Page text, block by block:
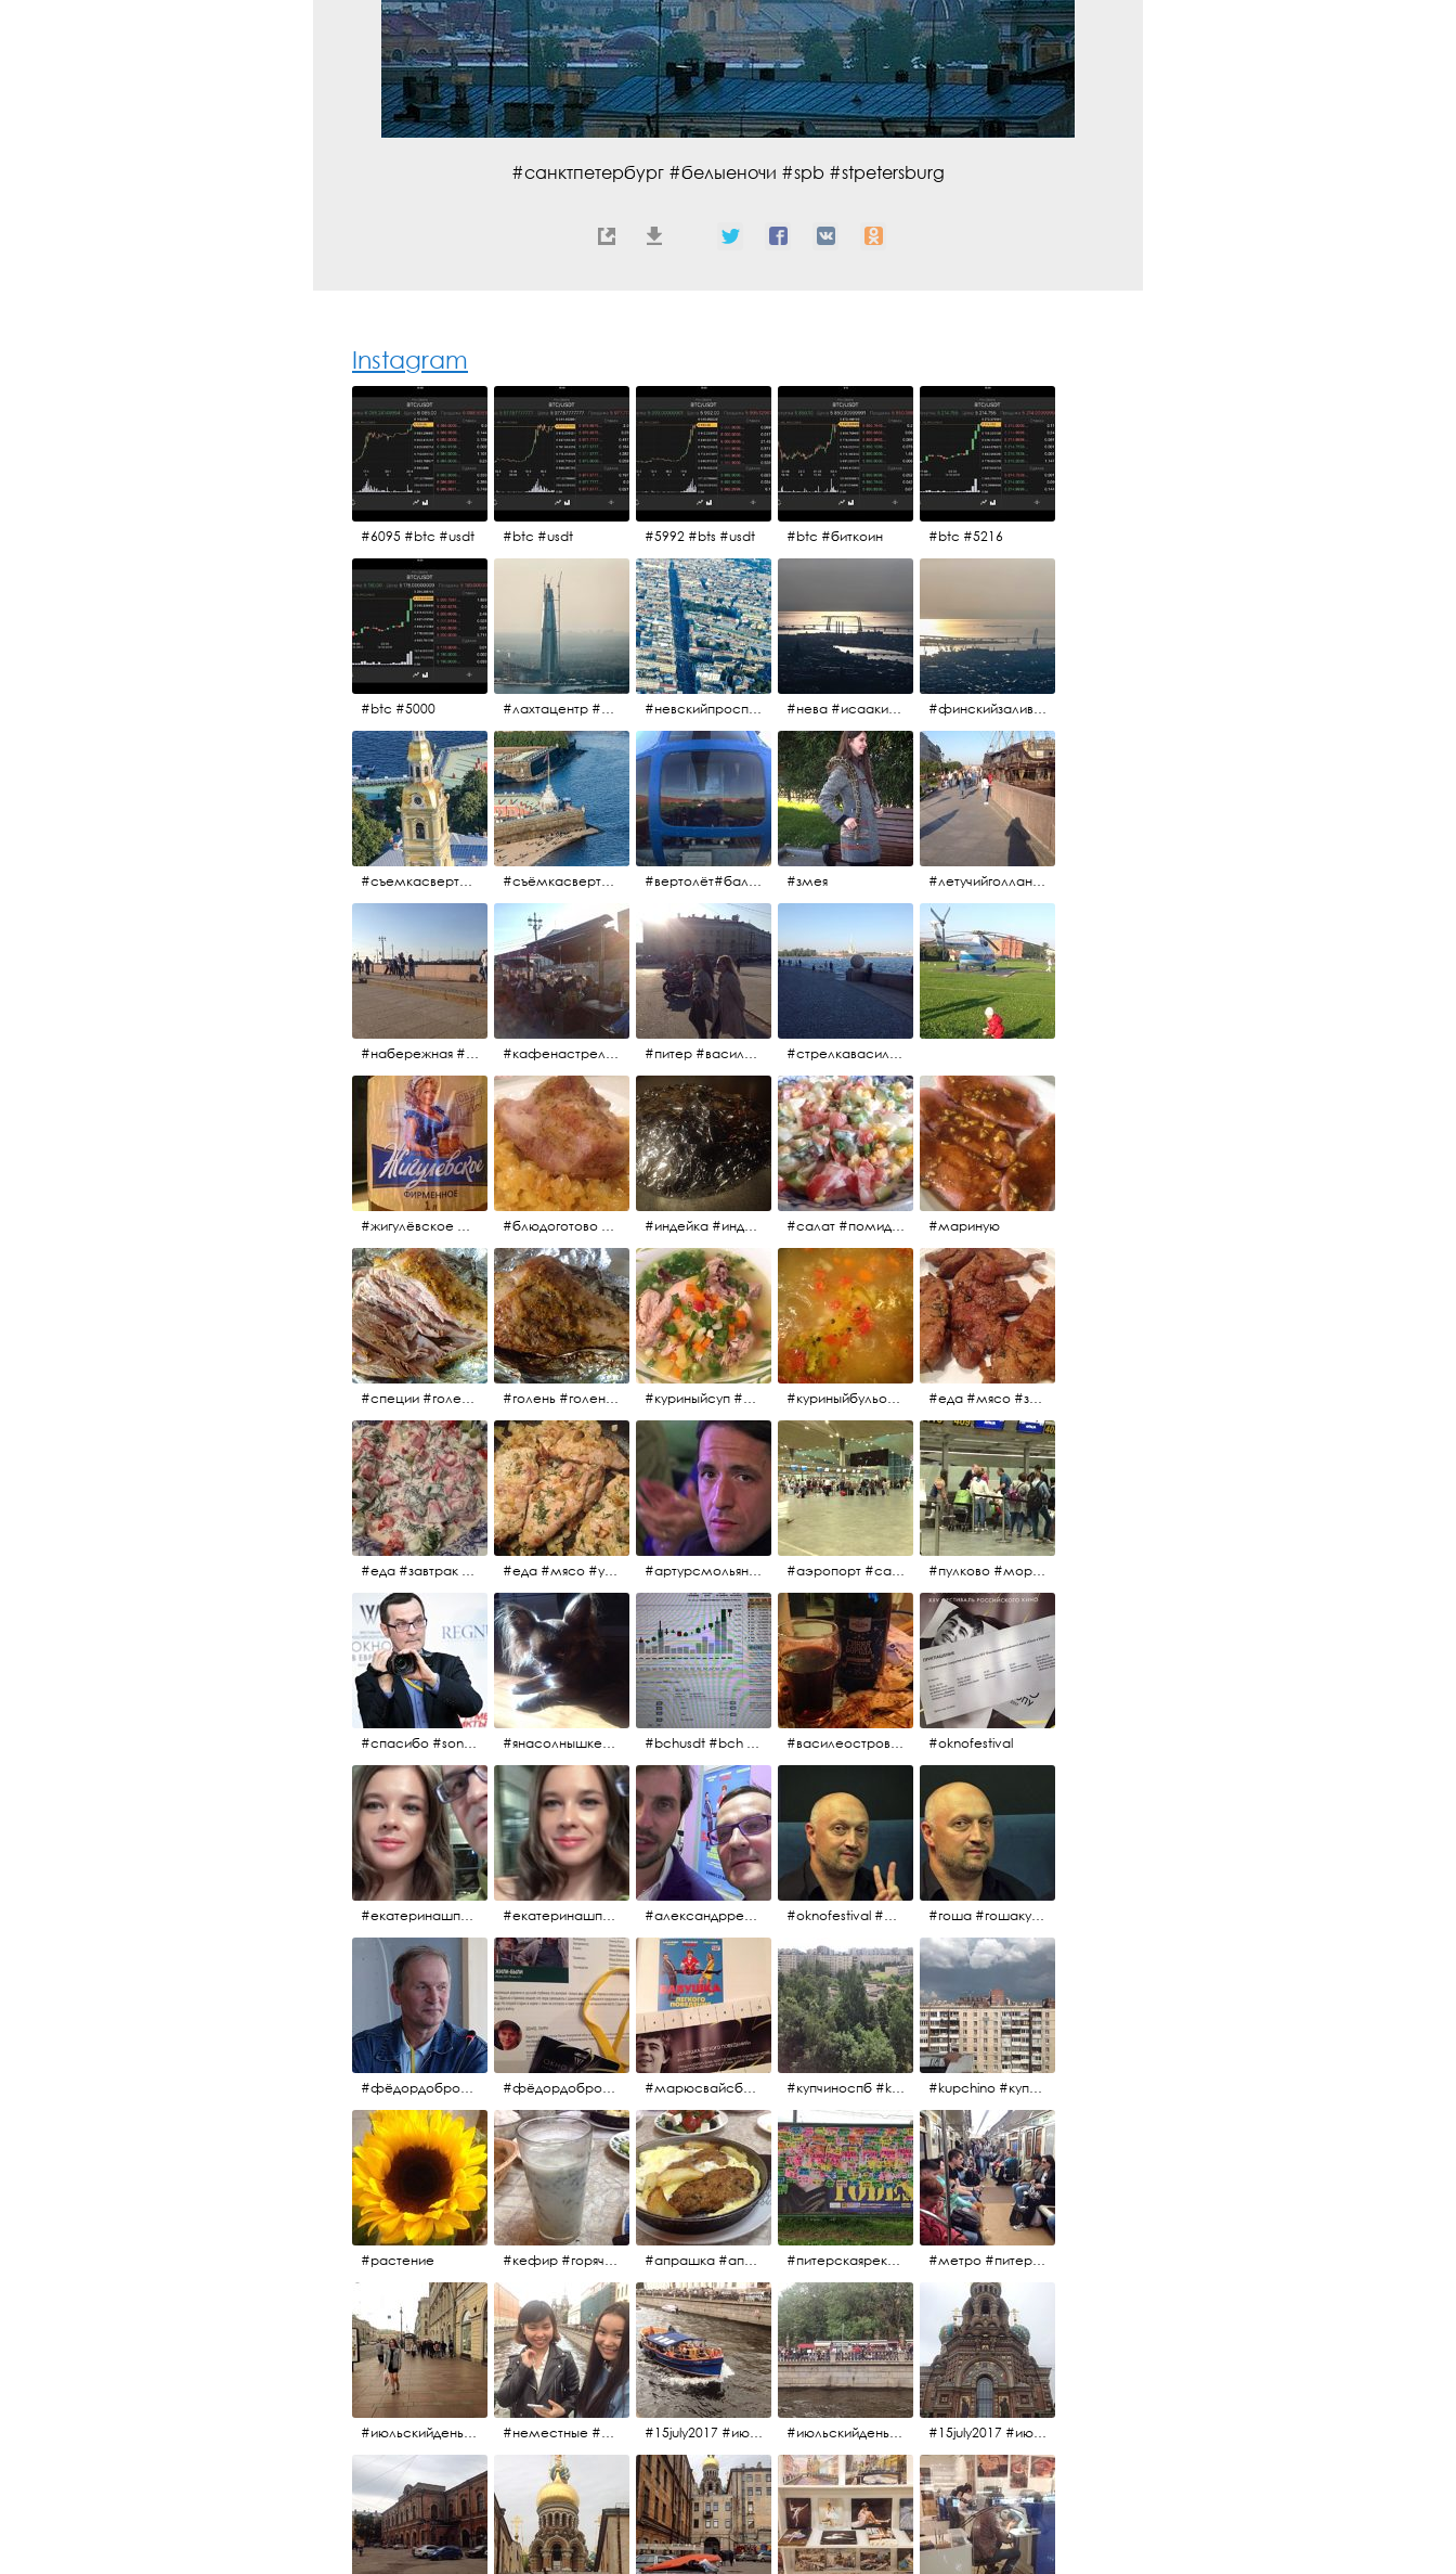
#санктпетербург #белыеночи #spb #stpetersburg
Instagram
#6095 #btc #usdt #btc #usdt #5992 #bts #usdt #btc #биткоин #btc #5216
#btc #5000 #лахтацентр #лахта #башнягазпром #газпром #башня #небоскрёбпитера #небоскрёб #финскийзалив #санктпетербург #невскийпроспект #центргорода #санктпетербург #осень2017 #когдапаришьнадгородом #нева #исаакий #исаакиевскийсобор #нева #васильевскийостров #адмиралтейскийрайон #финскийзалив #дворцовыймост #небонадпитером #осень2017 #финскийзалив #маркизовалужа #нева
#съемкасвертолета #вертолёт #съёмкасвертолёта #петропавловскаякрепость #заячийостров #санктпетербург #съёмкасвертолёта #питер #петропавловскаякрепость #нева #осень2017 #вертолёт#балтийскиеавиалинии #петропавловскаякрепость #заячийостров #полётынадпитером #полётынадгородом #полёты #змея #летучийголландец #набережнаяневы
#набережная #людигуляют #биржевоймост #кафенастрелкевасильевскогоострова #байкеры #питер #васильевскийостров #байкеры #иностранцы #стрелкавасильевскогоострова #нева #река
#жигулёвское #пиво #свежеепиво #beer #напиток #блюдоготово #можнокушать #простолук #лук #индейкавфольге #мясоиндейки #индейка #индейкавфольге #еда #мясоиндейки 🚀 #салат #помидоры #яйцо #огурцы #зелень #кинза #петрушка #укроп #сметана #соль #витамины #мариную
#специи #голень #голеньиндейки #индейка #мясо #еда #завтрак #голеньиндейкивфольге #голень #голеньиндейки #голеньиндейкивфольге #индейка #завтрак #еда #мясо #куриныйсуп #еда #ужин #можнокушать #куриныйбульон #лавровыйлист #помидоры #картофель #чеснок #лук #морковь #приправы #перецдушистый #курица #ужин #еда #сольповкусу #жёлтыйкарри #имбирь #кориандр #кокос #лимонныйсок #оливковоемасло #кумин #кайенскийперец #еда #мясо #завтрак #источниквдохновения #люблюготовить
#еда #завтрак #витамины #помидоры #укроп #огурцы #сметана #салат #еда #мясо #утро #завтрак #едакакисточниквдохновения #артурсмольянинов @melnikovadsh #artursmolyaninov #аэропорт #санктпетербург #пулково #мореморе #моремолнцепесок #дваночи #пулково #море #песок #лето #морепесоксолнце #дваночи
#спасибо #sony #nikon #oknofestivsl @alex_kurov #aplgallery #янасолнышкележу #янасолнышкогляжу #чихуахуа #bchusdt #bch #usdt #sell #buy #exchange #markets #bitcoincash #cryptocurrency #pump #василеостровское #синяяборода #пиво #пивовобла #вобла #рыба #oknofestival
#екатеринашпица #шпица @ekaterinashpitsa #екатеринашпица #шпица @ekaterinashpitsa #александрревва #ревва #артурпирожков #бабушкалегкогоповедения @arthurpirozhkov #oknofestival #gosha #гошакуценко #гоша #гошакуценко #oknofestival
#фёдордобронравов #кино #хорошеекино #жилибыли #фёдордобронравов #эдуардпарри #жилибыли #иринарозанова #марюсвайсберг #александрревва #глюкоза #любовьвбольшомгороде #ххvфестивальроссийскогокино #купчиноспб #kupchino #kupchino #купчиноспб
#растение #кефир #горячийкефир #национальноеблюдо #лаваш #вкусно #апрашка #апраксиндвор #кафенаапрашке #куринаякотлетанасковороде #сковородка #кафедлясвоих #питерскаяреклама #todes #куколки #окраинапитера #фрунзенскийрайон #метро #питерскоеметро #невскаялиния
#июльскийдень2017 #15july2017 #невский #неместные #июльскийдень2017 #15july2017 #июльскийдень2017 #катерок #bonfire #июльскийдень2017 #15july2017 #15july2017 #июльскийдень2017 #спаснакрови